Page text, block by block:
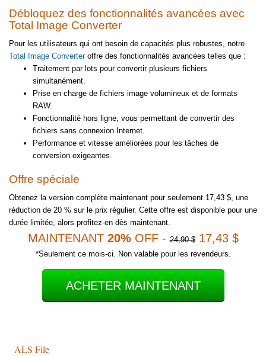
Débloquez des fonctionnalités avancées avec
Total Image Converter
Pour les utilisateurs qui ont besoin de capacités plus robustes, notre
Total Image Converteroffre des fonctionnalités avancées telles que :
Traitement par lots pour convertir plusieurs fichiers
simultanément.
Prise en charge de fichiers image volumineux et de formats
RAW.
Fonctionnalité hors ligne, vous permettant de convertir des
fichiers sans connexion Internet.
Performance et vitesse améliorées pour les tâches de
conversion exigeantes.
Offre spéciale
Obtenez la version complète maintenant pour seulement 17,43 $, une
réduction de 20 % sur le prix régulier. Cette offre est disponible pour une
durée limitée, alors profitez-en dès maintenant.
MAINTENANT 20%OFF -24,90 $17,43 $
*Seulement ce mois-ci. Non valable pour les revendeurs.
ACHETER MAINTENANT
ALS File